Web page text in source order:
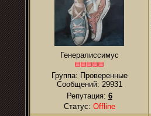
Генералиссимус
Группа: Проверенные
Сообщений: 29931
Репутация: 6
Статус: Offline